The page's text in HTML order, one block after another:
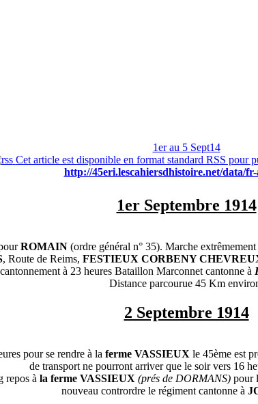
1er au 5 Sept14
Cet article est disponible en format standard RSS pour
http://45eri.lescahiersdhistoire.net/data/
1er Septembre 1914
ROMAIN(ordre général n° 35). Marche
, Route de Reims, FESTIEUX CORBENY
à 23 heures Bataillon Marconnet cantonne à
Distance parcourue 45 Km
2 Septembre 1914
pour se rendre à la ferme VASSIEUX le 45ème est
de transport ne pourront arriver que le soir vers 16
repos à la ferme VASSIEUX (prés de DORMANS) pour
nouveau contrordre le régiment cantonne à